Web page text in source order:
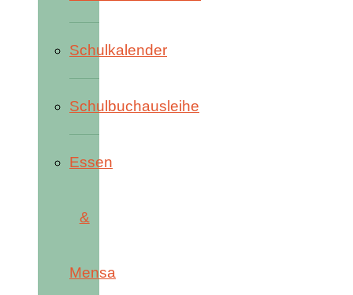
Schulkalender
Schulbuchausleihe
Essen
&
Mensa